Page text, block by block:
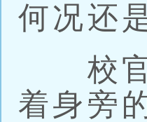
何况还
校官
着身旁